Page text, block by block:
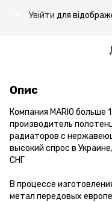
Увійти для
Опис
Компания MARIO
производитель
радиаторов с
высокий спрос в
СНГ
В процессе
метал передовых